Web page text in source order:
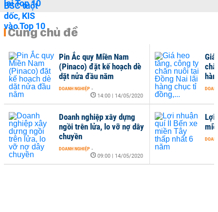
Cùng chủ đề
Lợi
Pin Ắc quy Miền Nam
(Pinaco) đặt kế hoạch dè
dặt nửa đầu năm
DOANH NGHIỆP -
14:00 | 14/05/2020
Doanh nghiệp xây dựng
ngồi trên lửa, lo vỡ nợ dây
chuyền
DOANH NGHIỆP -
09:00 | 14/05/2020
Giá